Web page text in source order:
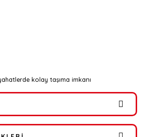
kolay taşıma imkanı